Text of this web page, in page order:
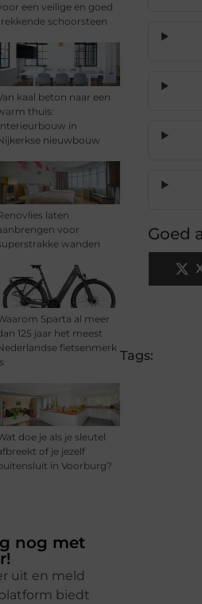
een veilige en goed
schoorsteen
kaal beton naar een
thuis:
in
nieuwbouw
laten
voor
wanden
Sparta al meer
125 jaar het meest
fietsenmerk
doe je als je sleutel
of je jezelf
in Voorburg?
nog met
uit en meld
biedt
Goed
Tags: